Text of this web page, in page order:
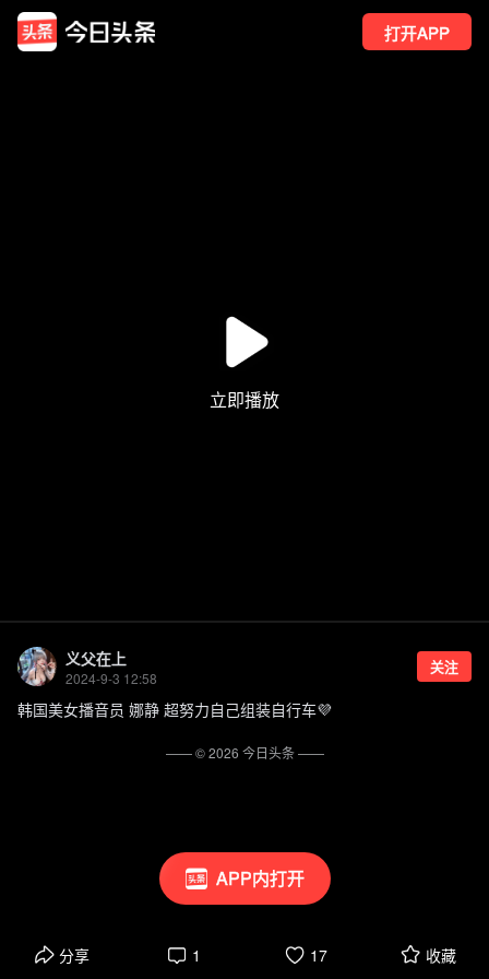
打开APP
APP内打开
义父在上
2024-9-3 12:58
关注
韩国美女播音员 娜静 超努力自己组装自行车💜
分享 1 17 收藏
—— ©2026 今日头条——